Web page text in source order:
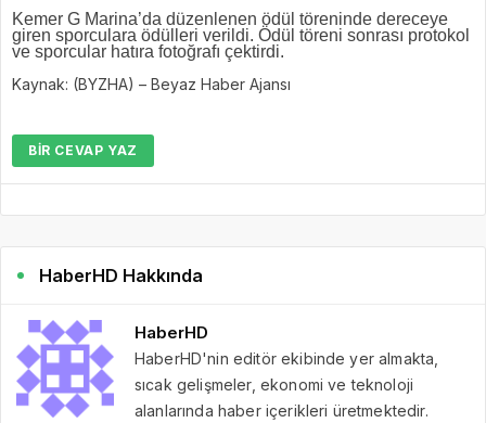
Kemer G Marina’da düzenlenen ödül töreninde dereceye
giren sporculara ödülleri verildi. Ödül töreni sonrası protokol
ve sporcular hatıra fotoğrafı çektirdi.
Kaynak: (BYZHA) – Beyaz Haber Ajansı
BIR CEVAP YAZ
HaberHD Hakkında
HaberHD
HaberHD'nin editör ekibinde yer almakta,
sıcak gelişmeler, ekonomi ve teknoloji
alanlarında haber içerikleri üretmektedir.